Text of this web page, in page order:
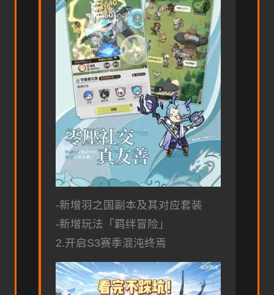
-新增羽之国副本及其对应套装
-新增玩法「羁绊冒险」
2.开启S3赛季混沌终焉